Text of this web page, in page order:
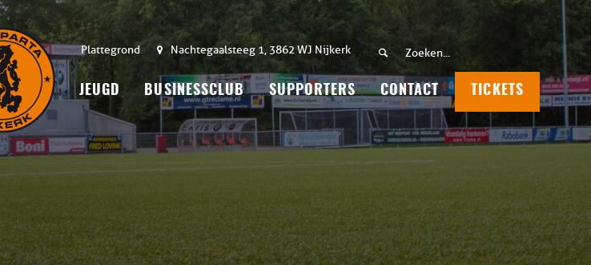
Plattegrond Nachtegaalsteeg 1, 3862 WJ Nijkerk
JEUGD BUSINESSCLUB SUPPORTERS CONTACT TICKETS